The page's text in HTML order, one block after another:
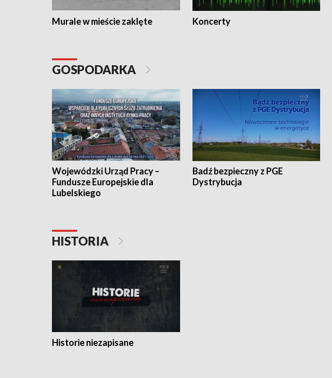
Murale w mieście zaklęte Koncerty
GOSPODARKA
Wojewódzki Urząd Pracy –
Fundusze Europejskie dla
Lubelskiego
Badź bezpieczny z PGE
Dystrybucja
HISTORIA
Historie niezapisane